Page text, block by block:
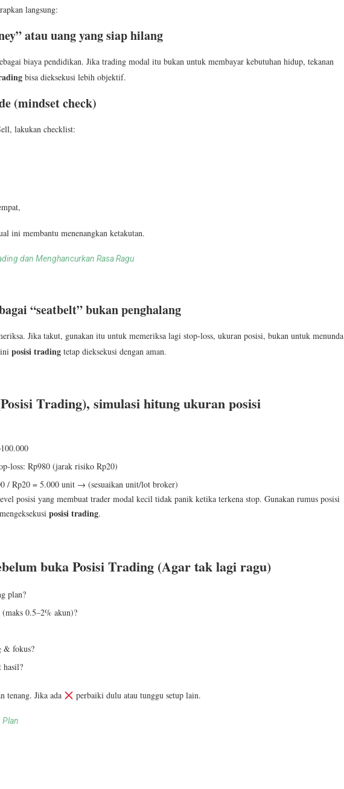
langsung:
atau uang yang siap hilang
biaya pendidikan. Jika trading modal itu bukan untuk membayar kebutuhan hidup, tekanan
bisa dieksekusi lebih objektif.
(mindset check)
lakukan checklist:
ini membantu menenangkan ketakutan.
dan Menghancurkan Rasa Ragu
“seatbelt” bukan penghalang
Jika takut, gunakan itu untuk memeriksa lagi stop-loss, ukuran posisi, bukan untuk menunda
posisi trading tetap dieksekusi dengan aman.
Trading), simulasi hitung ukuran posisi
loss: Rp980 (jarak risiko Rp20)
/ Rp20 = 5.000 unit → (sesuaikan unit/lot broker)
posisi yang membuat trader modal kecil tidak panik ketika terkena stop. Gunakan rumus posisi
posisi trading.
bukaPosisi Trading (Agar tak lagi ragu)
plan?
0.5–2% akun)?
& fokus?
hasil?
tenang. Jika ada perbaiki dulu atau tunggu setup lain.
Plan